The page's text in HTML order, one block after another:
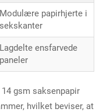
Modulære papirhjerte i
sekskanter
Lagdelte ensfarvede
paneler
gsm saksenpapir
hvilket beviser, at